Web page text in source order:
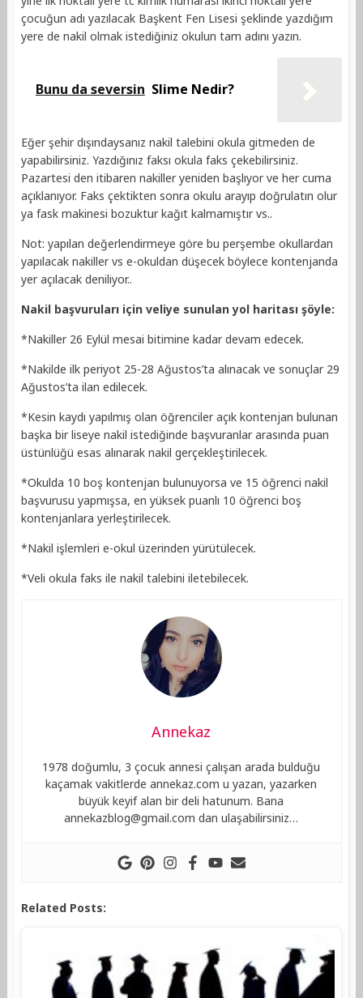
çocuğun adı yazılacak Başkent Fen Lisesi şeklinde yazdığım
yere de nakil olmak istediğiniz okulun tam adını yazın.
Bunu da seversin Slime Nedir?
Eğer şehir dışındaysanız nakil talebini okula gitmeden de
yapabilirsiniz. Yazdığınız faksı okula faks çekebilirsiniz.
Pazartesi den itibaren nakiller yeniden başlıyor ve her cuma
açıklanıyor. Faks çektikten sonra okulu arayıp doğrulatın olur
ya fask makinesi bozuktur kağıt kalmamıştır vs..
Not: yapılan değerlendirmeye göre bu perşembe okullardan
yapılacak nakiller vs e-okuldan düşecek böylece kontenjanda
yer açılacak deniliyor..
Nakil başvuruları için veliye sunulan yol haritası şöyle:
*Nakiller 26 Eylül mesai bitimine kadar devam edecek.
*Nakilde ilk periyot 25-28 Ağustos’ta alınacak ve sonuçlar 29
Ağustos’ta ilan edilecek.
*Kesin kaydı yapılmış olan öğrenciler açık kontenjan bulunan
başka bir liseye nakil istediğinde başvuranlar arasında puan
üstünlüğü esas alınarak nakil gerçekleştirilecek.
*Okulda 10 boş kontenjan bulunuyorsa ve 15 öğrenci nakil
başvurusu yapmışsa, en yüksek puanlı 10 öğrenci boş
kontenjanlara yerleştirilecek.
*Nakil işlemleri e-okul üzerinden yürütülecek.
*Veli okula faks ile nakil talebini iletebilecek.
Annekaz
1978 doğumlu, 3 çocuk annesi çalışan arada bulduğu
kaçamak vakitlerde annekaz.com u yazan, yazarken
büyük keyif alan bir deli hatunum. Bana
annekazblog@gmail.com dan ulaşabilirsiniz…
Related Posts: